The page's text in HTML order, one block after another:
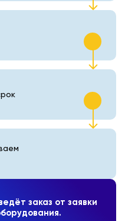
заказ от заявки